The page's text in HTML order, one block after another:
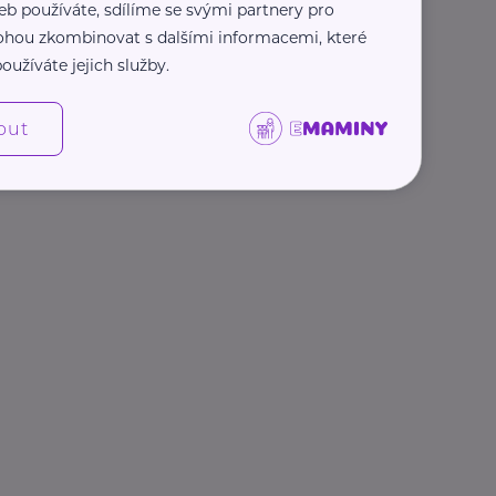
používáte, sdílíme se svými partnery pro
zkombinovat s dalšími informacemi, které
jejich služby.